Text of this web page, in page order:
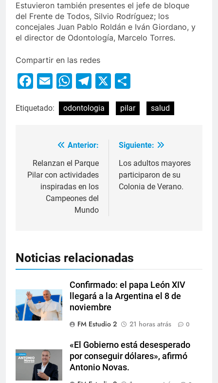
Estuvieron también presentes el jefe de bloque
del Frente de Todos, Silvio Rodríguez; los
concejales Juan Pablo Roldán e Iván Giordano, y
el director de Odontología, Marcelo Torres.
Compartir en las redes
Facebook
EmailWhatsApp
Telegram
X
Etiquetado: odontologia pilar salud
Anterior:
Relanzan el Parque
Pilar con actividades
inspiradas en los
Campeones del
Mundo
Siguiente:
Los adultos mayores
participaron de su
Colonia de Verano.
Noticias relacionadas
Confirmado: el papa León XIV
llegará a la Argentina el 8 de
noviembre
FM Estudio 2
21 horas atrás 0
«El Gobierno está desesperado
por conseguir dólares», afirmó
Antonio Novas.